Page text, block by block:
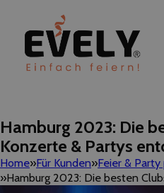
Hamburg 2023: Die
Konzerte & Partys
Home Für Kunden Feier &
Hamburg 2023: Die besten